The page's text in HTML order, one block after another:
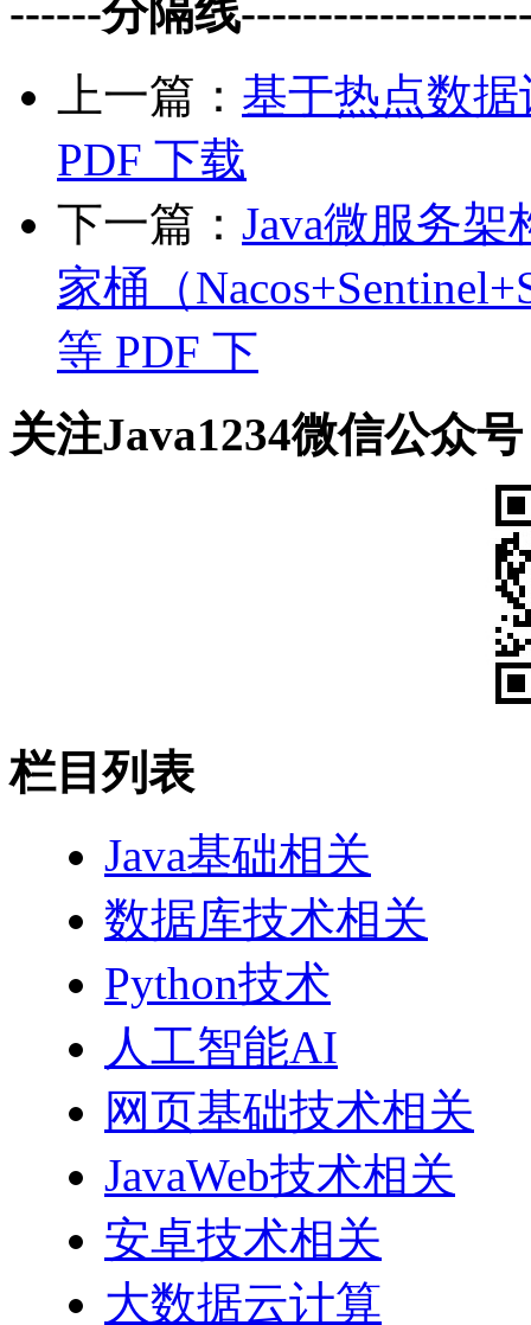
------分隔线
上一篇： 基于热点数
PDF 下载
下一篇： Java微服务架
家桶（
等 PDF 下
关注Java1234微信公众号
栏目列表
Java基础相关
数据库技术相关
Python技术
人工智能AI
网页基础技术相关
JavaWeb技术相关
安卓技术相关
大数据云计算